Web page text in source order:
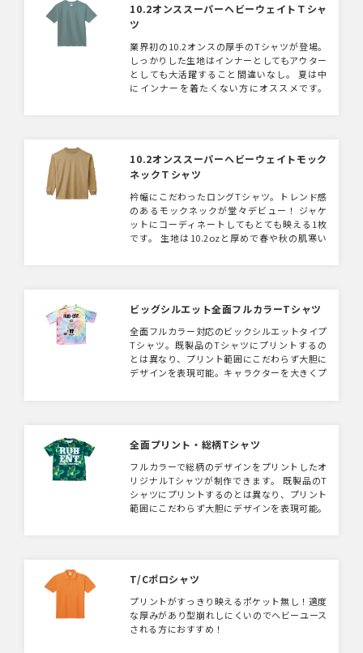
10.2オンススーパーヘビーウェイトＴシャ
ツ
業界初の10.2オンスの厚手のTシャツが登場。
しっかりした生地はインナーとしてもアウター
としても大活躍すること間違いなし。 夏は中
にインナーを着たくない方にオススメです。
10.2オンススーパーヘビーウェイトモック
ネックＴシャツ
衿幅にこだわったロングTシャツ。トレンド感
のあるモックネックが堂々デビュー！ ジャケ
ットにコーディネートしてもとても映える1枚
です。 生地は10.2ozと厚めで春や秋の肌寒い
ビッグシルエット全面フルカラーTシャツ
全面フルカラー対応のビックシルエットタイプ
Tシャツ。既製品のTシャツにプリントするの
とは異なり、プリント範囲にこだわらず大胆に
デザインを表現可能。キャラクターを大きくプ
とした着心地と、メッシュ仕様の通気性の良さ
全面プリント・総柄Tシャツ
フルカラーで総柄のデザインをプリントしたオ
リジナルTシャツが制作できます。 既製品のT
シャツにプリントするのとは異なり、プリント
範囲にこだわらず大胆にデザインを表現可能。
心地のタイプなど選択可能です。
T/Cポロシャツ
プリントがすっきり映えるポケット無し！適度
な厚みがあり型崩れしにくいのでヘビーユース
される方におすすめ！